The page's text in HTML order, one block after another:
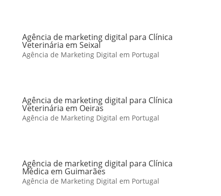
Agência de marketing digital para Clínica
Veterinária em Seixal
Agência de Marketing Digital em Portugal
Agência de marketing digital para Clínica
Veterinária em Oeiras
Agência de Marketing Digital em Portugal
Agência de marketing digital para Clínica
Médica em Guimarães
Agência de Marketing Digital em Portugal